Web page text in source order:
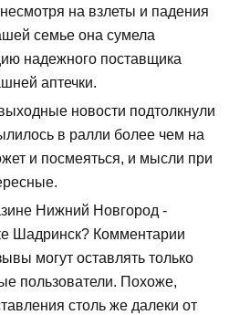
на взлеты и падения
семье она сумела
надежного поставщика
аптечки.
новости подтолкнули
в ралли более чем на
и посмеяться, и мысли при
Нижний Новгород -
Шадринск? Комментарии
могут оставлять только
пользователи. Похоже,
столь же далеки от